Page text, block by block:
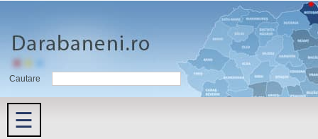
Cautare
☰